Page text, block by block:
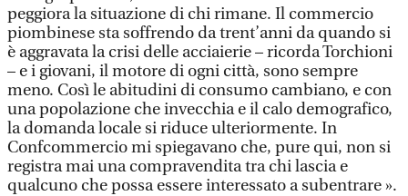
peggiora la situazione di chi rimane. Il commercio
piombinese sta soffrendo da trent’anni da quando si
è aggravata la crisi delle acciaierie – ricorda Torchioni
– e i giovani, il motore di ogni città, sono sempre
meno. Così le abitudini di consumo cambiano, e con
una popolazione che invecchia e il calo demografico,
la domanda locale si riduce ulteriormente. In
Confcommercio mi spiegavano che, pure qui, non si
registra mai una compravendita tra chi lascia e
qualcuno che possa essere interessato a subentrare ».